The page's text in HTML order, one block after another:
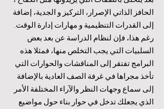
الحافز الذاتي الإصرار، التركيز و الجدية، إضافة
إلى القدرات التنظيمية و مهارات إدارة الوقت.
رغم هذا، فإن لنظام الدراسة عن بعد بعض
السلبيات التي يجب التخلص منها، فمثلا هذه
البرامج تفتقر إلى المناقشات والحوارات التي
تأخذ مجراها في غرفة الصف العادية بالإضافة
إلى سماع وجهات النظر والآراء المختلفة الأمر
الذي يجعلك تدخل في حوار بناء حول مواضيع